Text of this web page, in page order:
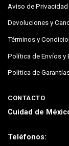
Aviso de Privacidad
Devoluciones y
Términos y
Política de Envíos y
Política de
CONTACTO
Cuidad de
Teléfonos: